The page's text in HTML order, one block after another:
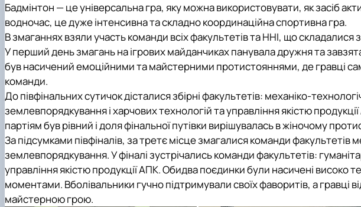
Освітні програми та навчальні плани
Робочі програми та силабуси дисциплін
Вибіркові дисципліни
Практична підготовка
Гостьові лекції
Атестація здобувачів
Результати анкетування
Додаткова (супровідна) інформація
Акредитація
Договори про співпрацю
Бадмінтон — це універсальна гра, яку можна використовувати, як засіб
водночас, це дуже інтенсивна та складно координаційна спортивна гра.
В змаганнях взяли участь команди всіх факультетів та ННІ, що складалися
У перший день змагань на ігрових майданчиках панувала дружня та
був насичений емоційними та майстерними протистояннями, де гравці
команди.
До півфінальних сутичок дісталися збірні факультетів: механіко-
землевпорядкування і харчових технологій та управління якістю
партіям був рівний і доля фінальної путівки вирішувалась в жіночому
За підсумками півфіналів, за третє місце змагалися команди факультетів
землевпорядкування. У фіналі зустрічались команди факультетів:
управління якістю продукції АПК. Обидва поєдинки були насичені
моментами. Вболівальники гучно підтримували своїх фаворитів, а гравці
майстерною грою.